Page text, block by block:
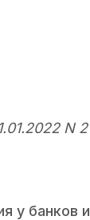
N 2
у банков